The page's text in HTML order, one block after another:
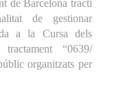
de Barcelona tracti
de gestionar
a la Cursa dels
“0639/
organitzats per